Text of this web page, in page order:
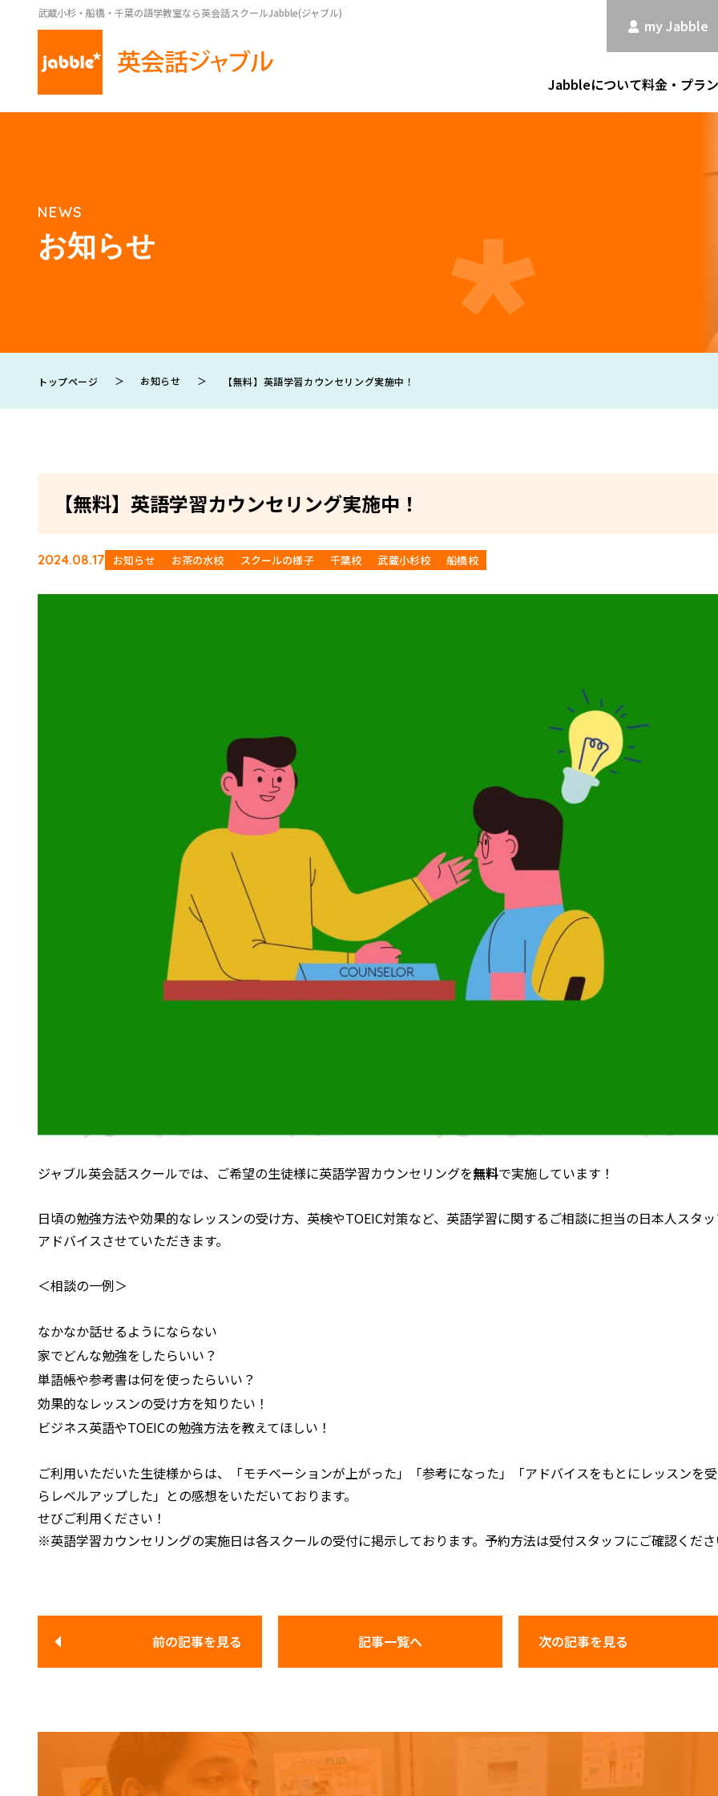
武蔵小杉・船橋・千葉の語学教室なら英会話スクールJabble(ジャブル)
my Jabble
Jabbleについて料金・プラン
NEWS
お知らせ
トップページ ＞ お知らせ ＞ 【無料】英語学習カウンセリング実施中！
【無料】英語学習カウンセリング実施中！
2024.08.17 お知らせ お茶の水校 スクールの様子 千葉校 武蔵小杉校 船橋校
ジャブル英会話スクールでは、ご希望の生徒様に英語学習カウンセリングを無料で実施しています！
日頃の勉強方法や効果的なレッスンの受け方、英検やTOEIC対策など、英語学習に関するご相談に担当の日本人スタ
アドバイスさせていただきます。
＜相談の一例＞
なかなか話せるようにならない
家でどんな勉強をしたらいい？
単語帳や参考書は何を使ったらいい？
効果的なレッスンの受け方を知りたい！
ビジネス英語やTOEICの勉強方法を教えてほしい！
ご利用いただいた生徒様からは、「モチベーションが上がった」「参考になった」「アドバイスをもとにレッスンを
らレベルアップした」との感想をいただいております。
せびご利用ください！
※英語学習カウンセリングの実施日は各スクールの受付に掲示しております。予約方法は受付スタッフにご確認くだ
前の記事を見る 記事一覧へ 次の記事を見る